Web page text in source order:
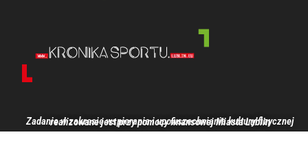
Zadanie w zakresie wspierania i upowszechniania kultury fizycznej realizowane jest przy pomocy finansowej Miasta Lublin